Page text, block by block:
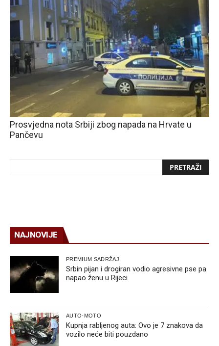
Prosvjedna nota Srbiji zbog napada na Hrvate u
Pančevu
NAJNOVIJE
PREMIUM SADRŽAJ
Srbin pijan i drogiran vodio agresivne pse pa
napao ženu u Rijeci
AUTO-MOTO
Kupnja rabljenog auta: Ovo je 7 znakova da
vozilo neće biti pouzdano